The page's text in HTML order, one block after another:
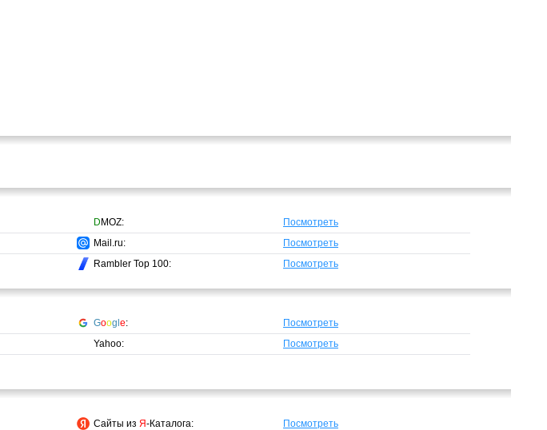
DMOZ:
Посмотреть
Mail.ru:
Посмотреть
Rambler Top 100: Посмотреть
Google:
Посмотреть
Yahoo:
Посмотреть
Сайты из Я-Каталога:
Посмотреть